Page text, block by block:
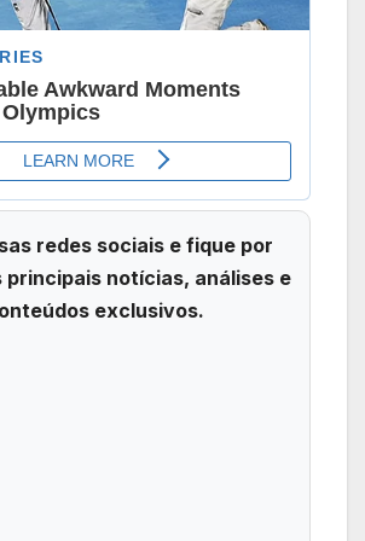
redes sociais e fique por
principais notícias, análises e
exclusivos.